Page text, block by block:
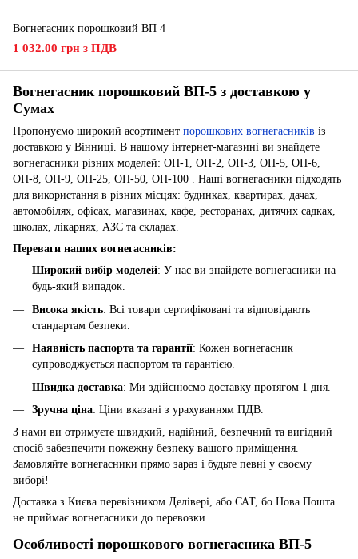
Вогнегасник порошковий ВП 4
1 032.00 грн з ПДВ
Вогнегасник порошковий ВП-5 з доставкою у
Сумах
Пропонуємо широкий асортимент порошкових вогнегасників із
доставкою у Вінниці. В нашому інтернет-магазині ви знайдете
вогнегасники різних моделей: ОП-1, ОП-2, ОП-3, ОП-5, ОП-6,
ОП-8, ОП-9, ОП-25, ОП-50, ОП-100 . Наші вогнегасники підходять
для використання в різних місцях: будинках, квартирах, дачах,
автомобілях, офісах, магазинах, кафе, ресторанах, дитячих садках,
школах, лікарнях, АЗС та складах.
Переваги наших вогнегасників:
Широкий вибір моделей: У нас ви знайдете вогнегасники на
будь-який випадок.
Висока якість: Всі товари сертифіковані та відповідають
стандартам безпеки.
Наявність паспорта та гарантії: Кожен вогнегасник
супроводжується паспортом та гарантією.
Швидка доставка: Ми здійснюємо доставку протягом 1 дня.
Зручна ціна: Ціни вказані з урахуванням ПДВ.
З нами ви отримуєте швидкий, надійний, безпечний та вигідний
спосіб забезпечити пожежну безпеку вашого приміщення.
Замовляйте вогнегасники прямо зараз і будьте певні у своєму
виборі!
Доставка з Києва перевізником Делівері, або САТ, бо Нова Пошта
не приймає вогнегасники до перевозки.
Особливості порошкового вогнегасника ВП-5